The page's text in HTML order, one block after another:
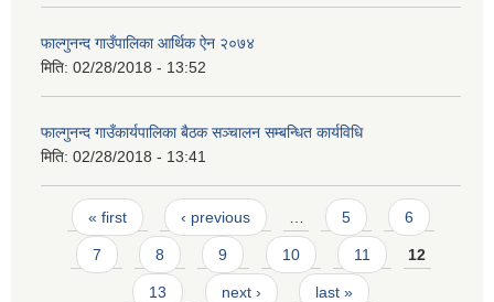
फाल्गुनन्द गाउँपालिका आर्थिक ऐन २०७४
मिति: 02/28/2018 - 13:52
फाल्गुनन्द गाउँकार्यपालिका बैठक सञ्चालन सम्बन्धित कार्यविधि
मिति: 02/28/2018 - 13:41
Pages
« first ‹ previous 5 6
7 8 9 10 11 12
13 next › last »